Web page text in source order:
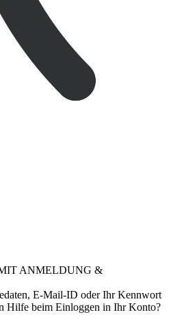
ANMELDUNG &
E-Mail-ID oder Ihr Kennwort
Hilfe beim Einloggen in Ihr Konto?